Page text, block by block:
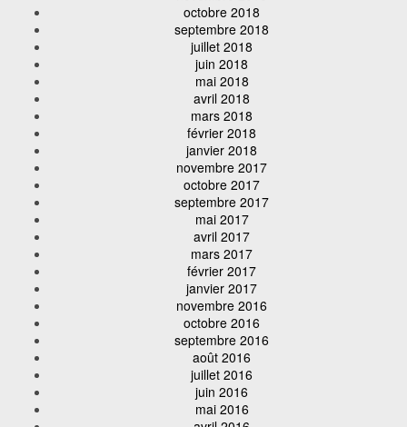
octobre 2018
septembre 2018
juillet 2018
juin 2018
mai 2018
avril 2018
mars 2018
février 2018
janvier 2018
novembre 2017
octobre 2017
septembre 2017
mai 2017
avril 2017
mars 2017
février 2017
janvier 2017
novembre 2016
octobre 2016
septembre 2016
août 2016
juillet 2016
juin 2016
mai 2016